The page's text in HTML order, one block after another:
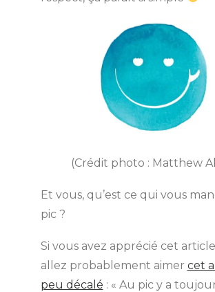
(Crédit photo : Matthew
Et vous, qu’est ce qui vous
pic ?
Si vous avez apprécié cet
allez probablement aimer cet
peu décalé : « Au pic y a